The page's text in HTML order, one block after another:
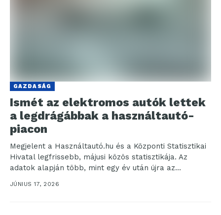
GAZDASÁG
Ismét az elektromos autók lettek
a legdrágábbak a használtautó-
piacon
Megjelent a Használtautó.hu és a Központi Statisztikai
Hivatal legfrissebb, májusi közös statisztikája. Az
adatok alapján több, mint egy év után újra az
elektromos...
JÚNIUS 17, 2026